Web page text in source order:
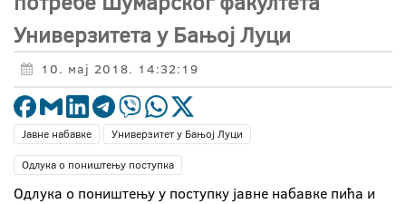
Универзитета у Бањој Луци
10. мај 2018. 14:32:19
Јавне набавке
Универзитет у Бањој Луци
Одлука о поништењу поступка
Одлука о поништењу у поступку јавне набавке пића и